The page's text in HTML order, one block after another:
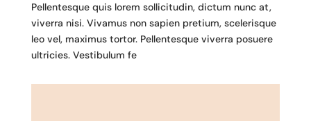
Pellentesque quis lorem sollicitudin, dictum nunc at,
viverra nisi. Vivamus non sapien pretium, scelerisque
leo vel, maximus tortor. Pellentesque viverra posuere
ultricies. Vestibulum fe